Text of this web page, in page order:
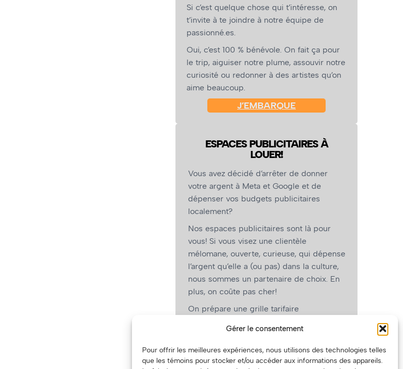
Gérer le consentement
Pour offrir les meilleures expériences, nous utilisons des technologies telles
que les témoins pour stocker et/ou accéder aux informations des appareils.
Si c’est quelque chose qui t’intéresse, on
t’invite à te joindre à notre équipe de
passionné.es.
Oui, c’est 100 % bénévole. On fait ça pour
le trip, aiguiser notre plume, assouvir notre
curiosité ou redonner à des artistes qu’on
aime beaucoup.
J’EMBARQUE
ESPACES PUBLICITAIRES À
LOUER!
Vous avez décidé d’arrêter de donner
votre argent à Meta et Google et de
dépenser vos budgets publicitaires
localement?
Nos espaces publicitaires sont là pour
vous! Si vous visez une clientèle
mélomane, ouverte, curieuse, qui dépense
l’argent qu’elle a (ou pas) dans la culture,
nous sommes un partenaire de choix. En
plus, on coûte pas cher!
On prépare une grille tarifaire
vous, les artistes!)